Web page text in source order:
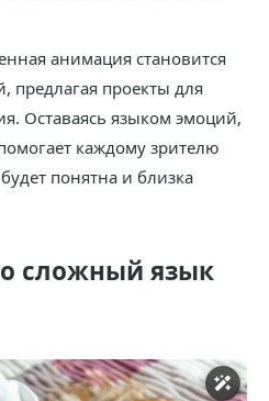
анимация становится
предлагая проекты для
Оставаясь языком эмоций,
каждому зрителю
понятна и близка
сложный язык